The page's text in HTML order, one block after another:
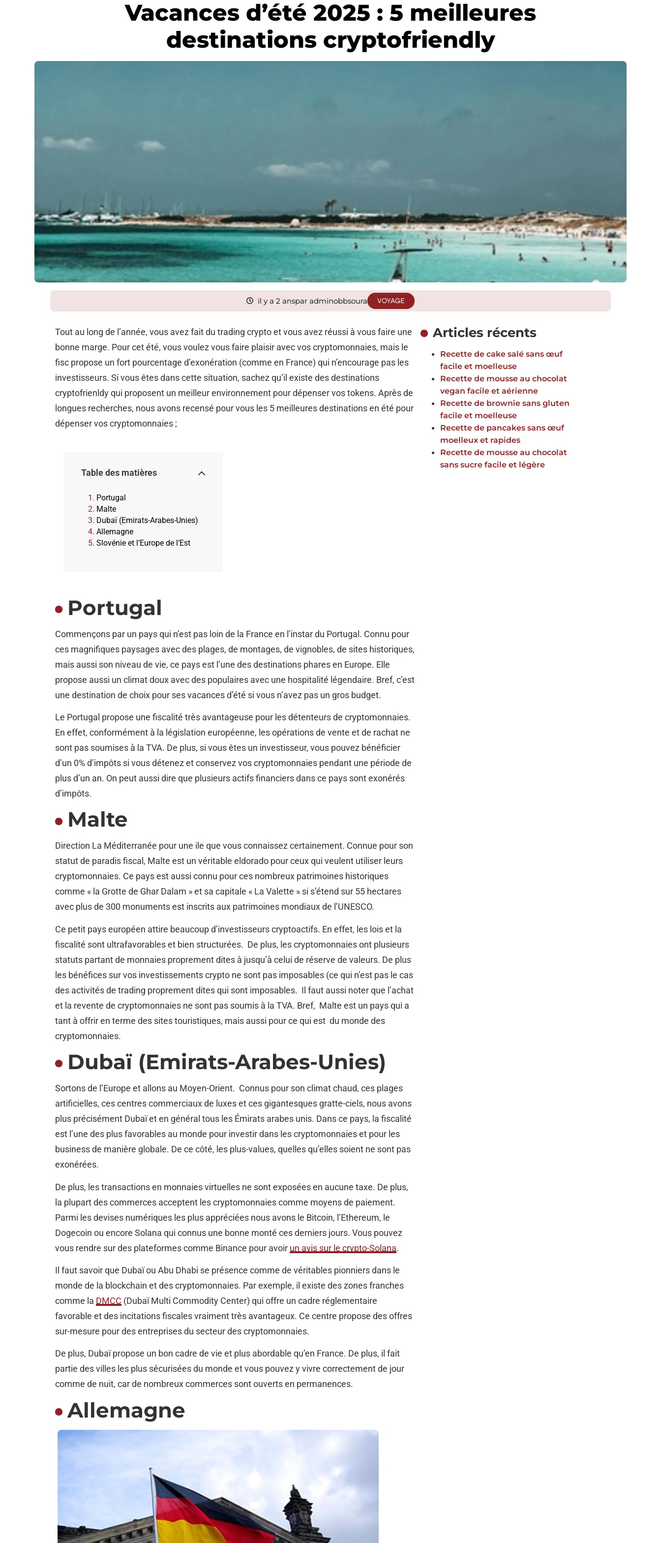
Vacances d’été 2025 : 5 meilleures
destinations cryptofriendly
il y a 2 anspar adminobbsoura VOYAGE
Tout au long de l’année, vous avez fait du trading crypto et vous avez réussi à vous faire une
bonne marge. Pour cet été, vous voulez vous faire plaisir avec vos cryptomonnaies, mais le
fisc propose un fort pourcentage d’exonération (comme en France) qui n’encourage pas les
investisseurs. Si vous êtes dans cette situation, sachez qu’il existe des destinations
cryptofrienldy qui proposent un meilleur environnement pour dépenser vos tokens. Après de
longues recherches, nous avons recensé pour vous les 5 meilleures destinations en été pour
dépenser vos cryptomonnaies ;
Table des matières
Portugal
Malte
Dubaï (Emirats-Arabes-Unies)
Allemagne
Slovénie et l’Europe de l’Est
Portugal
Commençons par un pays qui n’est pas loin de la France en l’instar du Portugal. Connu pour
ces magnifiques paysages avec des plages, de montages, de vignobles, de sites historiques,
mais aussi son niveau de vie, ce pays est l’une des destinations phares en Europe. Elle
propose aussi un climat doux avec des populaires avec une hospitalité légendaire. Bref, c’est
une destination de choix pour ses vacances d’été si vous n’avez pas un gros budget.
Le Portugal propose une fiscalité très avantageuse pour les détenteurs de cryptomonnaies.
En effet, conformément à la législation européenne, les opérations de vente et de rachat ne
sont pas soumises à la TVA. De plus, si vous êtes un investisseur, vous pouvez bénéficier
d’un 0% d’impôts si vous détenez et conservez vos cryptomonnaies pendant une période de
plus d’un an. On peut aussi dire que plusieurs actifs financiers dans ce pays sont exonérés
d’impôts.
Malte
Direction La Méditerranée pour une ile que vous connaissez certainement. Connue pour son
statut de paradis fiscal, Malte est un véritable eldorado pour ceux qui veulent utiliser leurs
cryptomonnaies. Ce pays est aussi connu pour ces nombreux patrimoines historiques
comme « la Grotte de Ghar Dalam » et sa capitale « La Valette » si s’étend sur 55 hectares
avec plus de 300 monuments est inscrits aux patrimoines mondiaux de l’UNESCO.
Ce petit pays européen attire beaucoup d’investisseurs cryptoactifs. En effet, les lois et la
fiscalité sont ultrafavorables et bien structurées. De plus, les cryptomonnaies ont plusieurs
statuts partant de monnaies proprement dites à jusqu’à celui de réserve de valeurs. De plus
les bénéfices sur vos investissements crypto ne sont pas imposables (ce qui n’est pas le cas
des activités de trading proprement dites qui sont imposables. Il faut aussi noter que l’achat
et la revente de cryptomonnaies ne sont pas soumis à la TVA. Bref, Malte est un pays qui a
tant à offrir en terme des sites touristiques, mais aussi pour ce qui est du monde des
cryptomonnaies.
Dubaï (Emirats-Arabes-Unies)
Sortons de l’Europe et allons au Moyen-Orient. Connus pour son climat chaud, ces plages
artificielles, ces centres commerciaux de luxes et ces gigantesques gratte-ciels, nous avons
plus précisément Dubaï et en général tous les Émirats arabes unis. Dans ce pays, la fiscalité
est l’une des plus favorables au monde pour investir dans les cryptomonnaies et pour les
business de manière globale. De ce côté, les plus-values, quelles qu’elles soient ne sont pas
exonérées.
De plus, les transactions en monnaies virtuelles ne sont exposées en aucune taxe. De plus,
la plupart des commerces acceptent les cryptomonnaies comme moyens de paiement.
Parmi les devises numériques les plus appréciées nous avons le Bitcoin, l’Ethereum, le
Dogecoin ou encore Solana qui connus une bonne monté ces derniers jours. Vous pouvez
vous rendre sur des plateformes comme Binance pour avoir un avis sur le crypto-Solana.
Il faut savoir que Dubaï ou Abu Dhabi se présence comme de véritables pionniers dans le
monde de la blockchain et des cryptomonnaies. Par exemple, il existe des zones franches
comme la DMCC (Dubaï Multi Commodity Center) qui offre un cadre réglementaire
favorable et des incitations fiscales vraiment très avantageux. Ce centre propose des offres
sur-mesure pour des entreprises du secteur des cryptomonnaies.
De plus, Dubaï propose un bon cadre de vie et plus abordable qu’en France. De plus, il fait
partie des villes les plus sécurisées du monde et vous pouvez y vivre correctement de jour
comme de nuit, car de nombreux commerces sont ouverts en permanences.
Allemagne
Articles récents
Recette de cake salé sans œuf
facile et moelleuse
Recette de mousse au chocolat
vegan facile et aérienne
Recette de brownie sans gluten
facile et moelleuse
Recette de pancakes sans œuf
moelleux et rapides
Recette de mousse au chocolat
sans sucre facile et légère